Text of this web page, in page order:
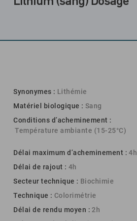
Synonymes : Lithémie
Matériel biologique : Sang
Conditions d’acheminement :
Température ambiante (15-25°C)
Délai maximum d’acheminement : 4h
Délai de rajout : 4h
Secteur technique : Biochimie
Technique : Colorimétrie
Délai de rendu moyen : 2h